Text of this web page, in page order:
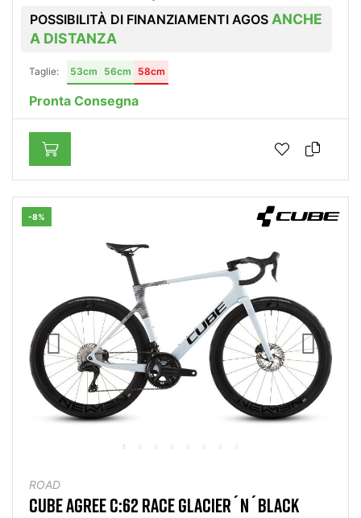
POSSIBILITÀ DI FINANZIAMENTI AGOS ANCHE
A DISTANZA
Taglie: 53cm 56cm 58cm
Pronta Consegna
-8%
ROAD
CUBE AGREE C:62 RACE GLACIER´N´BLACK